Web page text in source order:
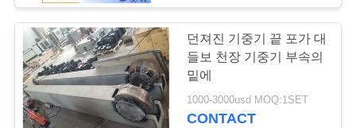
게
연
던져진 기중기 끝 포가 대
들보 천장 기중기 부속의
밑에
1000-3000usd MOQ:1SET
CONTACT